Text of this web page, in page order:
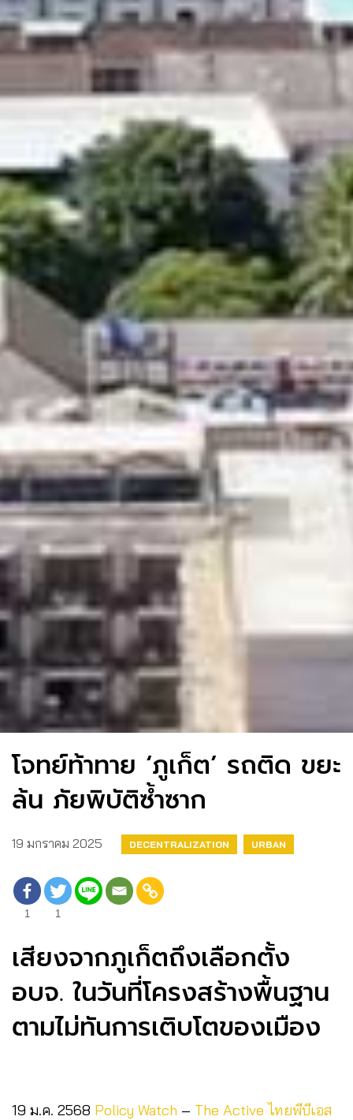
โจทย์ท้าทาย ‘ภูเก็ต’ รถติด ขยะ
ล้น ภัยพิบัติซ้ำซาก
19 มกราคม 2025 DECENTRALIZATION URBAN
1 1
เสียงจากภูเก็ตถึงเลือกตั้ง
อบจ. ในวันที่โครงสร้างพื้นฐาน
ตามไม่ทันการเติบโตของเมือง
19 ม.ค. 2568 Policy Watch – The Active ไทยพีบีเอส